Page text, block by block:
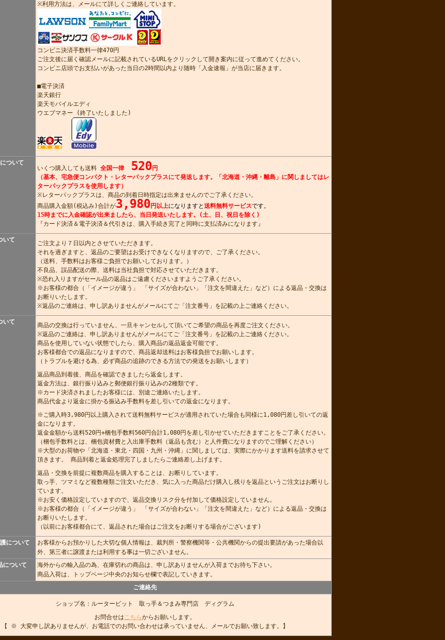
※利用方法は、メールにて詳しくご連絡しています。
コンビニ決済手数料一律470円
ご注文後に届く確認メールに記載されているURLをクリックして開き案内に従って進めてください。
コンビニ店頭でお支払いがあった当日の2時間以内より随時「入金速報」が当店に届きます。
■電子決済
楽天銀行
楽天モバイルエディ
ウエブマネー (終了いたしました)
ついて
いくつ購入しても送料 全国一律520 円
（基本、宅急便コンパクト・レターパックプラスにて発送します。「北海道・沖縄・離島」に関しましてはレ
ターパックプラスを使用します）
※レターパックプラスは、商品の到着日時指定は出来ませんのでご了承ください。
商品購入金額(税込み)合計が3,980 円以上になりますと送料無料サービスです。
15時までに入金確認が出来ましたら、当日発送いたします。(土、日、祝日を除く)
『カード決済＆電子決済＆代引きは、購入手続き完了と同時に支払済みになります』
いて
ご注文より７日以内とさせていただきます。
それを過ぎますと、返品のご要望はお受けできなくなりますので、ご了承ください。
（送料、手数料はお客様ご負担でお願いしております。）
不良品、誤品配送の際、送料は当社負担で対応させていただきます。
※恐れ入りますがセール品の返品はご遠慮くださいますようご了承ください。
※お客様の都合（「イメージが違う」 「サイズが合わない」「注文を間違えた」など）による返品・交換は
お断りいたします。
※返品のご連絡は、申し訳ありませんがメールにてご「注文番号」を記載の上ご連絡ください。
いて
商品の交換は行っていません、一旦キャンセルして頂いてご希望の商品を再度ご注文ください。
※返品のご連絡は、申し訳ありませんがメールにてご「注文番号」を記載の上ご連絡ください。
商品を使用していない状態でしたら、購入商品の返品返金可能です。
お客様都合での返品になりますので、商品返却送料はお客様負担でお願いします。
（トラブルを避ける為、必ず商品の追跡のできる方法での発送をお願いします）
返品商品到着後、商品を確認できましたら返金します。
返金方法は、銀行振り込みと郵便銀行振り込みの2種類です。
※カード決済されましたお客様には、別途ご連絡いたします。
商品代金より返金に掛かる振込み手数料を差し引いての返金になります。
※ご購入時3,980円以上購入されて送料無料サービスが適用されていた場合も同様に1,080円差し引いての返
金になります。
返金金額から送料520円+梱包手数料560円合計1,080円を差し引かせていただきますことをご了承ください。
（梱包手数料とは、梱包資材費と入出庫手数料（返品も含む）と人件費になりますのでご理解ください）
※大型のお荷物や「北海道・東北・四国・九州・沖縄」に関しましては、実際にかかります送料を請求させて
頂きます。 商品到着と返金処理完了しましたらご連絡差し上げます。
返品・交換を前提に複数商品を購入することは、お断りしています。
取っ手、ツマミなど複数種類ご注文いただき、気に入った商品だけ購入し残りを返品というご注文はお断りし
ています。
※お安く価格設定していますので、返品交換リスク分を付加して価格設定していません。
※お客様の都合（「イメージが違う」 「サイズが合わない」「注文を間違えた」など）による返品・交換は
お断りいたします。
（以前にお客様都合にて、返品された場合はご注文をお断りする場合がございます)
について
お客様からお預かりした大切な個人情報は、裁判所・警察機関等・公共機関からの提出要請があった場合以
外、第三者に譲渡または利用する事は一切ございません。
について
海外からの輸入品の為、在庫切れの商品は、申し訳ありませんが入荷までお待ち下さい。
商品入荷は、トップページ中央のお知らせ欄で表記していきます。
ご連絡先
ショップ名：ルータービット 取っ手＆つまみ専門店 ディグラム
お問合せはこちらからお願いします。
【 ※ 大変申し訳ありませんが、お電話でのお問い合わせは承っていません、メールでお願い致します。】